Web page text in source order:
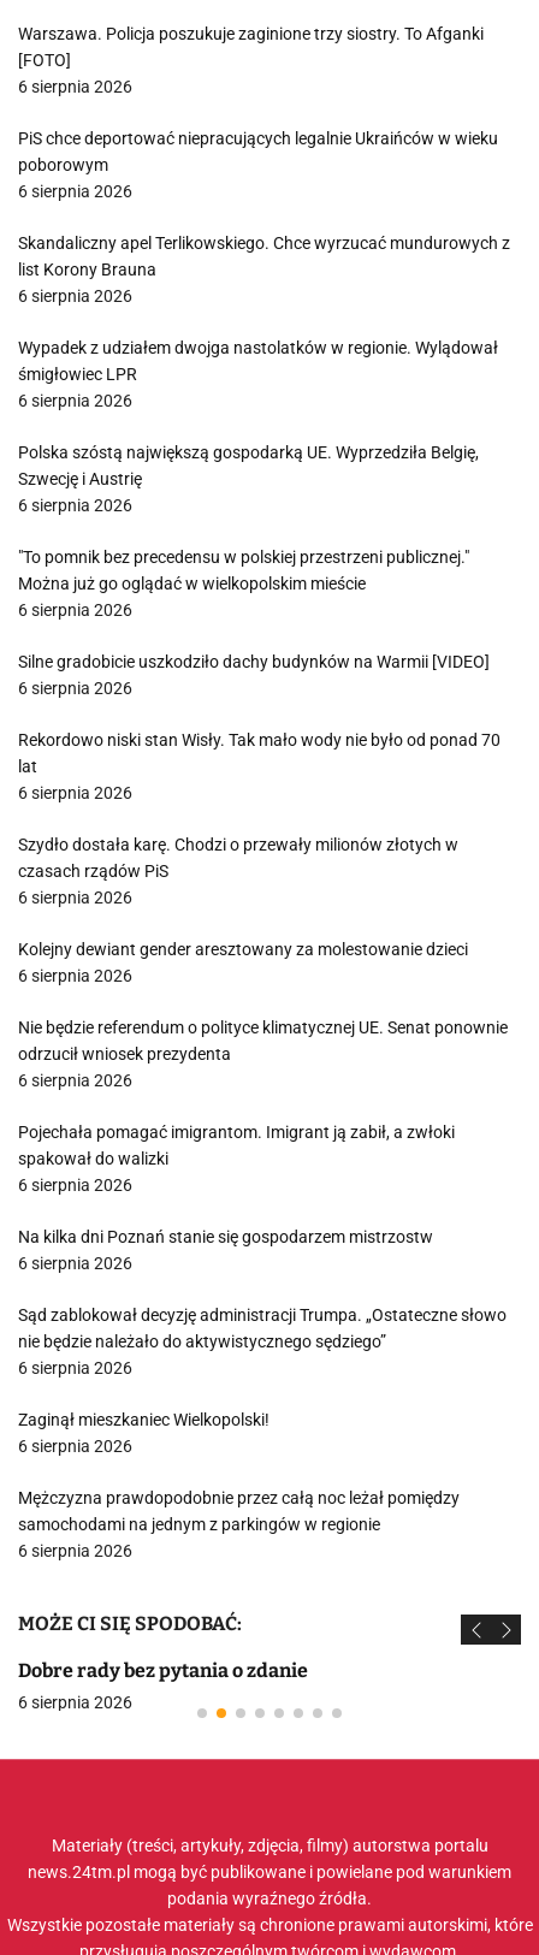
Warszawa. Policja poszukuje zaginione trzy siostry. To Afganki
[FOTO]
6 sierpnia 2026
PiS chce deportować niepracujących legalnie Ukraińców w wieku
poborowym
6 sierpnia 2026
Skandaliczny apel Terlikowskiego. Chce wyrzucać mundurowych z
list Korony Brauna
6 sierpnia 2026
Wypadek z udziałem dwojga nastolatków w regionie. Wylądował
śmigłowiec LPR
6 sierpnia 2026
Polska szóstą największą gospodarką UE. Wyprzedziła Belgię,
Szwecję i Austrię
6 sierpnia 2026
"To pomnik bez precedensu w polskiej przestrzeni publicznej."
Można już go oglądać w wielkopolskim mieście
6 sierpnia 2026
Silne gradobicie uszkodziło dachy budynków na Warmii [VIDEO]
6 sierpnia 2026
Rekordowo niski stan Wisły. Tak mało wody nie było od ponad 70
lat
6 sierpnia 2026
Szydło dostała karę. Chodzi o przewały milionów złotych w
czasach rządów PiS
6 sierpnia 2026
Kolejny dewiant gender aresztowany za molestowanie dzieci
6 sierpnia 2026
Nie będzie referendum o polityce klimatycznej UE. Senat ponownie
odrzucił wniosek prezydenta
6 sierpnia 2026
Pojechała pomagać imigrantom. Imigrant ją zabił, a zwłoki
spakował do walizki
6 sierpnia 2026
Na kilka dni Poznań stanie się gospodarzem mistrzostw
6 sierpnia 2026
Sąd zablokował decyzję administracji Trumpa. „Ostateczne słowo
nie będzie należało do aktywistycznego sędziego”
6 sierpnia 2026
Zaginął mieszkaniec Wielkopolski!
6 sierpnia 2026
Mężczyzna prawdopodobnie przez całą noc leżał pomiędzy
samochodami na jednym z parkingów w regionie
6 sierpnia 2026
MOŻE CI SIĘ SPODOBAĆ:
Dobre rady bez pytania o zdanie
6 sierpnia 2026
Materiały (treści, artykuły, zdjęcia, filmy) autorstwa portalu
news.24tm.pl mogą być publikowane i powielane pod warunkiem
podania wyraźnego źródła.
Wszystkie pozostałe materiały są chronione prawami autorskimi, które